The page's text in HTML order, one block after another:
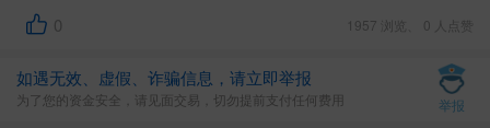
0 1957 浏览、 0 人点赞
如遇无效、虚假、诈骗信息，请立即举报
为了您的资金安全，请见面交易，切勿提前支付任何费用 举报